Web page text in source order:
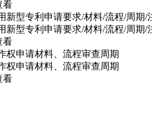
看
新型专利申请要求/材料/流程/周期/
新型专利申请要求/材料/流程/周期/
看
权申请材料、流程审查周期
权申请材料、流程审查周期
看